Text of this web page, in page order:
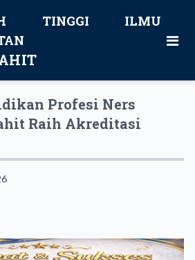
TINGGI ILMU
Profesi Ners
Raih Akreditasi